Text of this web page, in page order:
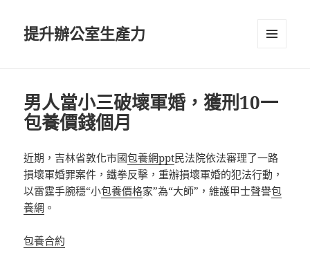
提升辦公室生產力
男人當小三破壞軍婚，獲刑10一
包養價錢個月
近期，吉林省敦化市國包養網ppt民法院依法審理了一路
損壞軍婚罪案件，鐵拳反擊，重辦損壞軍婚的犯法行動，
以雷霆手腕穩“小包養價格家”為“大師”，維護甲士聲譽包
養網 。
包養合約